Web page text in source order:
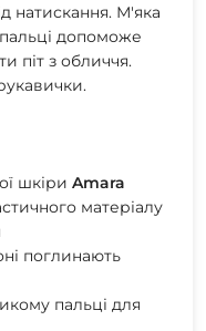
натискання. М'яка
допоможе
піт з обличчя.
шкіри Amara
матеріалу
поглинають
пальці для